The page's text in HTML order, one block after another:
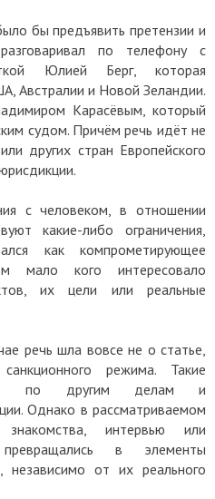
бы предъявить претензии и
по телефону с
Юлией Берг, которая
Австралии и Новой Зеландии.
Карасёвым, который
судом. Причём речь идёт не
других стран Европейского
с человеком, в отношении
какие-либо ограничения,
как компрометирующее
мало кого интересовало
их цели или реальные
речь шла вовсе не о статье,
режима. Такие
по другим делам и
Однако в рассматриваемом
интервью или
в элементы
независимо от их реального